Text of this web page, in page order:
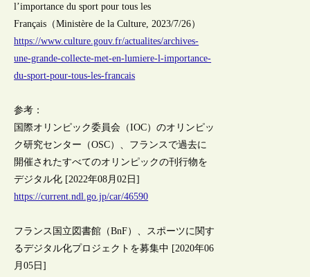
l’importance du sport pour tous les
Français（Ministère de la Culture, 2023/7/26）
https://www.culture.gouv.fr/actualites/archives-
une-grande-collecte-met-en-lumiere-l-importance-
du-sport-pour-tous-les-francais
参考：
国際オリンピック委員会（IOC）のオリンピッ
ク研究センター（OSC）、フランスで過去に
開催されたすべてのオリンピックの刊行物を
デジタル化 [2022年08月02日]
https://current.ndl.go.jp/car/46590
フランス国立図書館（BnF）、スポーツに関す
るデジタル化プロジェクトを募集中 [2020年06
月05日]